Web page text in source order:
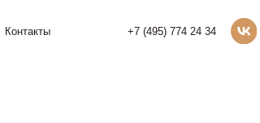
+7 (495) 774 24 34